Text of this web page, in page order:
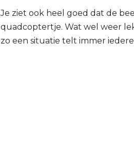
Je ziet ook heel goed dat de
quadcoptertje. Wat wel weer
zo een situatie telt immer